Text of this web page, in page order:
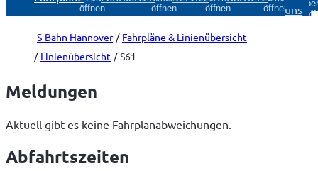
öffnen
öffnen
öffnen
öffnenuns
S-Bahn Hannover
Fahrpläne & Linienübersicht
Linienübersicht
S61
Meldungen
Aktuell gibt es keine Fahrplanabweichungen.
Abfahrtszeiten